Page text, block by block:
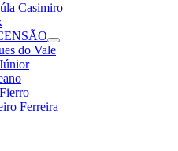
Casimiro
do Vale
Ferreira